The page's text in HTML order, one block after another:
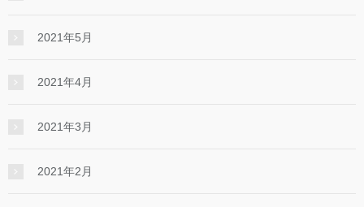
2021年5月
2021年4月
2021年3月
2021年2月